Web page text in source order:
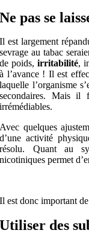
Ne pas se
Il est largement
sevrage au tabac
de poids,irritabilité,
à l’avance ! Il est
laquelle l’organisme
secondaires. Mais il
irrémédiables.
Avec quelques
d’une activité
résolu. Quant au
nicotiniques permet
Il est donc important
Utiliser des